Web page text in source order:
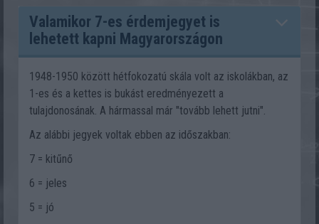
Valamikor 7-es érdemjegyet is
lehetett kapni Magyarországon
1948-1950 között hétfokozatú skála volt az iskolákban, az
1-es és a kettes is bukást eredményezett a
tulajdonosának. A hármassal már "tovább lehett jutni".
Az alábbi jegyek voltak ebben az időszakban:
7 = kitűnő
6 = jeles
5 = jó